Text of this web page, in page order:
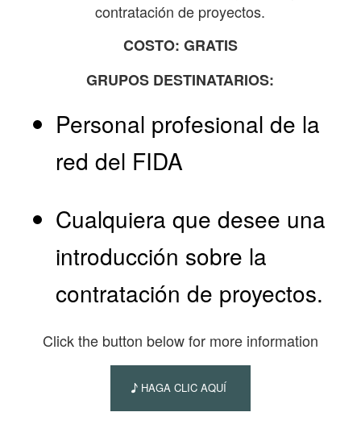
contratación de proyectos.
COSTO: GRATIS
GRUPOS DESTINATARIOS:
Personal profesional de la
red del FIDA
Cualquiera que desee una
introducción sobre la
contratación de proyectos.
Click the button below for more information
HAGA CLIC AQUÍ